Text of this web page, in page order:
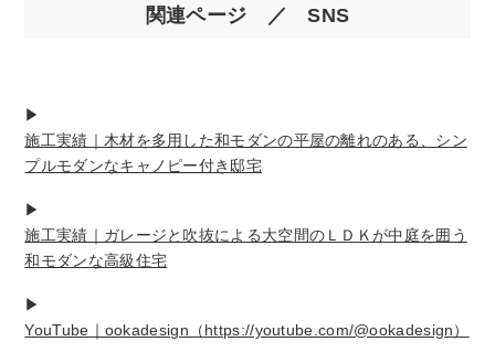
関連ページ ／ SNS
▶
施工実績｜木材を多用した和モダンの平屋の離れのある、シン
プルモダンなキャノピー付き邸宅
▶
施工実績｜ガレージと吹抜による大空間のＬＤＫが中庭を囲う
和モダンな高級住宅
▶
YouTube｜ookadesign（https://youtube.com/@ookadesign）